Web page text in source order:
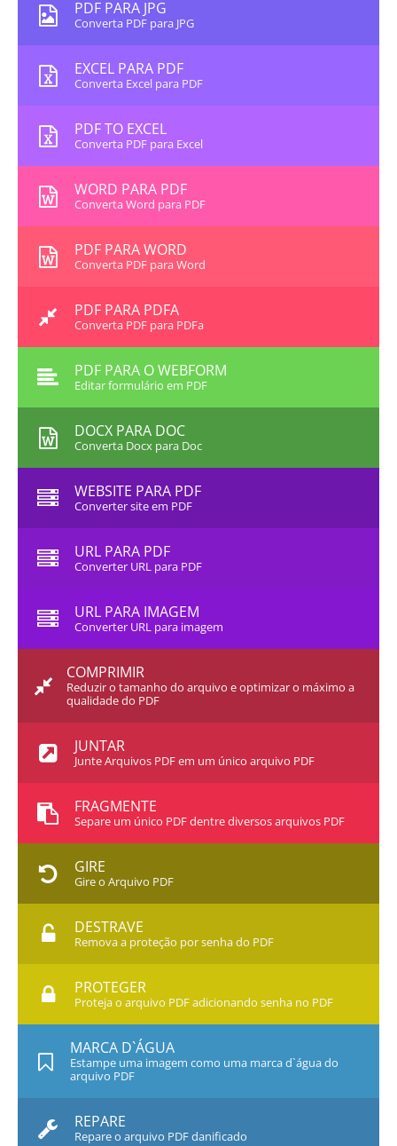
PDF PARA JPG
Converta PDF para JPG
EXCEL PARA PDF
Converta Excel para PDF
PDF TO EXCEL
Converta PDF para Excel
WORD PARA PDF
Converta Word para PDF
PDF PARA WORD
Converta PDF para Word
PDF PARA PDFA
Converta PDF para PDFa
PDF PARA O WEBFORM
Editar formulário em PDF
DOCX PARA DOC
Converta Docx para Doc
WEBSITE PARA PDF
Converter site em PDF
URL PARA PDF
Converter URL para PDF
URL PARA IMAGEM
Converter URL para imagem
COMPRIMIR
Reduzir o tamanho do arquivo e optimizar o máximo a
qualidade do PDF
JUNTAR
Junte Arquivos PDF em um único arquivo PDF
FRAGMENTE
Separe um único PDF dentre diversos arquivos PDF
GIRE
Gire o Arquivo PDF
DESTRAVE
Remova a proteção por senha do PDF
PROTEGER
Proteja o arquivo PDF adicionando senha no PDF
MARCA D`ÁGUA
Estampe uma imagem como uma marca d`água do
arquivo PDF
REPARE
Repare o arquivo PDF danificado